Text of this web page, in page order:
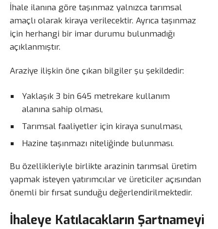
İhale ilanına göre taşınmaz yalnızca tarımsal
amaçlı olarak kiraya verilecektir. Ayrıca taşınmaz
için herhangi bir imar durumu bulunmadığı
açıklanmıştır.
Araziye ilişkin öne çıkan bilgiler şu şekildedir:
Yaklaşık 3 bin 645 metrekare kullanım
alanına sahip olması,
Tarımsal faaliyetler için kiraya sunulması,
Hazine taşınmazı niteliğinde bulunması.
Bu özellikleriyle birlikte arazinin tarımsal üretim
yapmak isteyen yatırımcılar ve üreticiler açısından
önemli bir fırsat sunduğu değerlendirilmektedir.
İhaleye Katılacakların Şartnameyi